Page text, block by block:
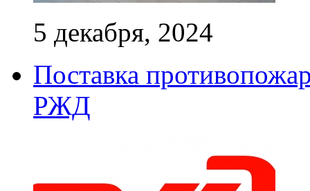
5 декабря, 2024
Поставка
РЖД